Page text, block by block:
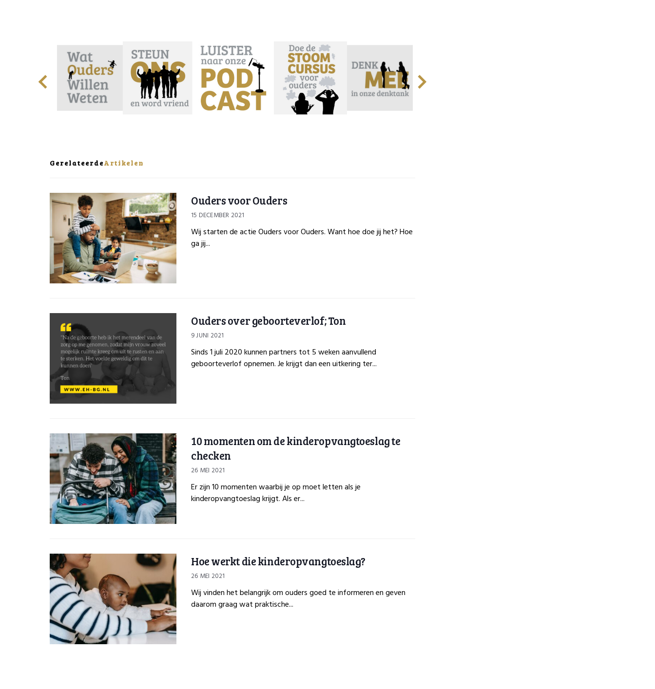
GerelateerdeArtikelen
Ouders voor Ouders
15 DECEMBER 2021
Wij starten de actie Ouders voor Ouders. Want hoe doe jij het? Hoe
ga jij...
Ouders over geboorteverlof; Ton
9 JUNI 2021
Sinds 1 juli 2020 kunnen partners tot 5 weken aanvullend
geboorteverlof opnemen. Je krijgt dan een uitkering ter...
10 momenten om de kinderopvangtoeslag te
checken
26 MEI 2021
Er zijn 10 momenten waarbij je op moet letten als je
kinderopvangtoeslag krijgt. Als er...
Hoe werkt die kinderopvangtoeslag?
26 MEI 2021
Wij vinden het belangrijk om ouders goed te informeren en geven
daarom graag wat praktische...